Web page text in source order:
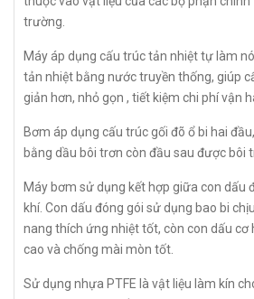
trường.
Máy áp dụng cấu trúc tản nhiệt tự làm
tản nhiệt bằng nước truyền thống, giúp
giản hơn, nhỏ gọn , tiết kiệm chi phí vận
Bơm áp dụng cấu trúc gối đõ ổ bi hai
bằng dầu bôi trơn còn đầu sau được bôi
Máy bơm sử dụng kết hợp giữa con dấu
khí. Con dấu đóng gói sử dụng bao bi
nang thích ứng nhiệt tốt, còn con dấu cơ
cao và chống mài mòn tốt.
Sử dụng nhựa PTFE là vật liệu làm kín